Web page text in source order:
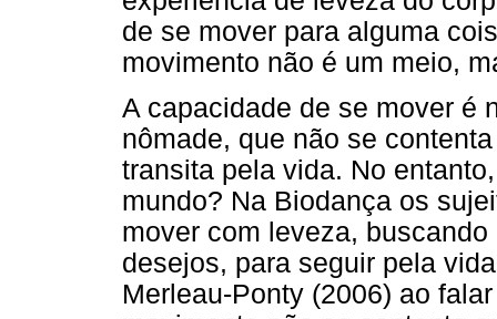
de se mover para alguma
movimento não é um meio,
A capacidade de se mover é
nômade, que não se
transita pela vida. No
mundo? Na Biodança os
mover com leveza,
desejos, para seguir pela
Merleau-Ponty (2006) ao